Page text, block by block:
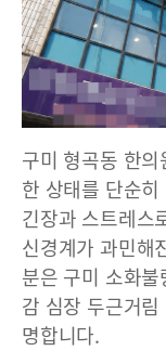
구미 형곡동 한
한 상태를 단순
긴장과 스트레스
신경계가 과민해
분은 구미 소화
감 심장 두근거
명합니다.